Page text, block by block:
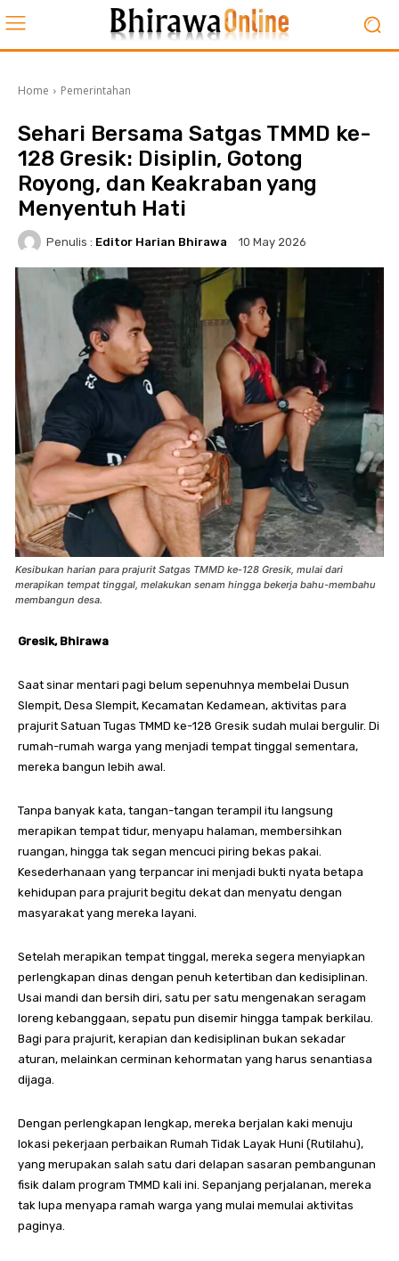
Home Pemerintahan
Sehari Bersama Satgas TMMD ke-
128 Gresik: Disiplin, Gotong
Royong, dan Keakraban yang
Menyentuh Hati
Penulis : Editor Harian Bhirawa 10 May 2026
Kesibukan harian para prajurit Satgas TMMD ke-128 Gresik, mulai dari
merapikan tempat tinggal, melakukan senam hingga bekerja bahu-membahu
membangun desa.
Gresik, Bhirawa
Saat sinar mentari pagi belum sepenuhnya membelai Dusun
Slempit, Desa Slempit, Kecamatan Kedamean, aktivitas para
prajurit Satuan Tugas TMMD ke-128 Gresik sudah mulai bergulir. Di
rumah-rumah warga yang menjadi tempat tinggal sementara,
mereka bangun lebih awal.
Tanpa banyak kata, tangan-tangan terampil itu langsung
merapikan tempat tidur, menyapu halaman, membersihkan
ruangan, hingga tak segan mencuci piring bekas pakai.
Kesederhanaan yang terpancar ini menjadi bukti nyata betapa
kehidupan para prajurit begitu dekat dan menyatu dengan
masyarakat yang mereka layani.
Setelah merapikan tempat tinggal, mereka segera menyiapkan
perlengkapan dinas dengan penuh ketertiban dan kedisiplinan.
Usai mandi dan bersih diri, satu per satu mengenakan seragam
loreng kebanggaan, sepatu pun disemir hingga tampak berkilau.
Bagi para prajurit, kerapian dan kedisiplinan bukan sekadar
aturan, melainkan cerminan kehormatan yang harus senantiasa
dijaga.
Dengan perlengkapan lengkap, mereka berjalan kaki menuju
lokasi pekerjaan perbaikan Rumah Tidak Layak Huni (Rutilahu),
yang merupakan salah satu dari delapan sasaran pembangunan
fisik dalam program TMMD kali ini. Sepanjang perjalanan, mereka
tak lupa menyapa ramah warga yang mulai memulai aktivitas
paginya.